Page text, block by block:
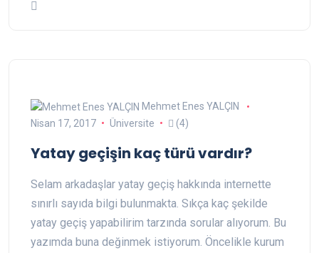
Mehmet Enes YALÇIN
Nisan 17, 2017
Üniversite (4)
Yatay geçişin kaç türü vardır?
Selam arkadaşlar yatay geçiş hakkında internette
sınırlı sayıda bilgi bulunmakta. Sıkça kaç şekilde
yatay geçiş yapabilirim tarzında sorular alıyorum. Bu
yazımda buna değinmek istiyorum. Öncelikle kurum